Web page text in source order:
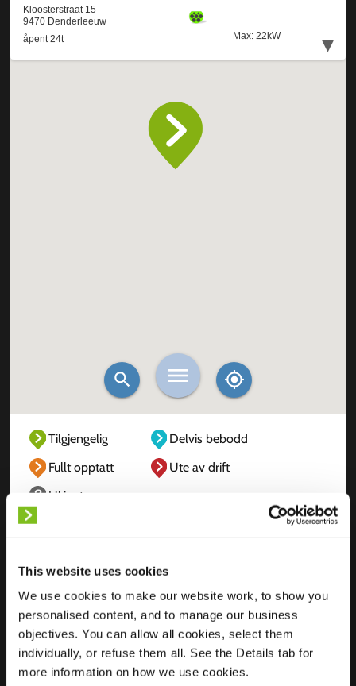
This website uses cookies
We use cookies to make our website work, to show you
personalised content, and to manage our business
objectives. You can allow all cookies, select them
individually, or refuse them all. See the Details tab for
more information on how we use cookies.
Tilgjengelig
Delvis bebodd
Fullt opptatt
Ute av drift
Ukjent
Sted
Kloosterstraat 15
9470 Denderleeuw
Belgia
Regular Charging 2 of 2 available